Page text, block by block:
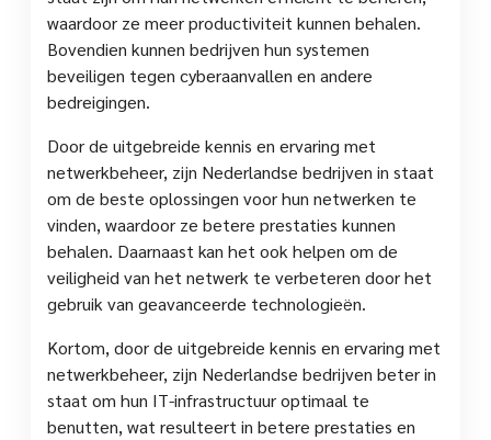
waardoor ze meer productiviteit kunnen behalen.
Bovendien kunnen bedrijven hun systemen
beveiligen tegen cyberaanvallen en andere
bedreigingen.
Door de uitgebreide kennis en ervaring met
netwerkbeheer, zijn Nederlandse bedrijven in staat
om de beste oplossingen voor hun netwerken te
vinden, waardoor ze betere prestaties kunnen
behalen. Daarnaast kan het ook helpen om de
veiligheid van het netwerk te verbeteren door het
gebruik van geavanceerde technologieën.
Kortom, door de uitgebreide kennis en ervaring met
netwerkbeheer, zijn Nederlandse bedrijven beter in
staat om hun IT-infrastructuur optimaal te
benutten, wat resulteert in betere prestaties en